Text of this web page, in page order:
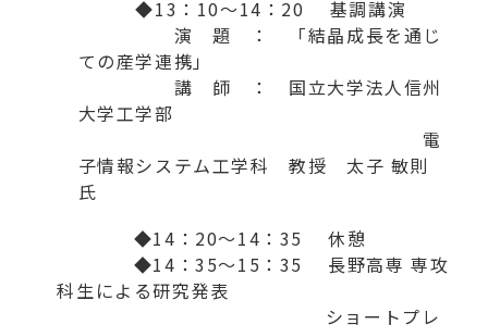
◆13：10～14：20 基調講演
演 題 ： 「結晶成長を通じ
ての産学連携」
講 師 ： 国立大学法人信州
大学工学部
電
子情報システム工学科 教授 太子 敏則
氏
◆14：20～14：35 休憩
◆14：35～15：35 長野高専 専攻
科生による研究発表
ショートプレ